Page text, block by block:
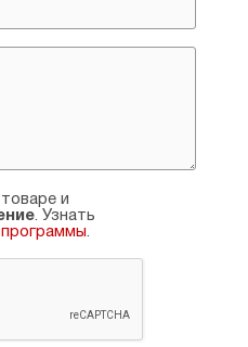
и
. Узнать
.
именно опечатка?